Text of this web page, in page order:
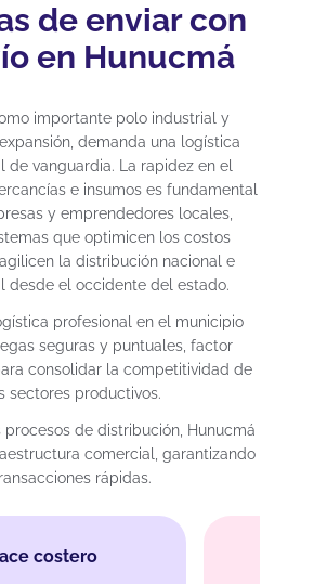
de enviar con
en Hunucmá
importante polo industrial y
demanda una logística
de vanguardia. La rapidez en el
e insumos es fundamental
y emprendedores locales,
que optimicen los costos
la distribución nacional e
desde el occidente del estado.
profesional en el municipio
seguras y puntuales, factor
consolidar la competitividad de
sectores productivos.
de distribución, Hunucmá
comercial, garantizando
rápidas.
costero